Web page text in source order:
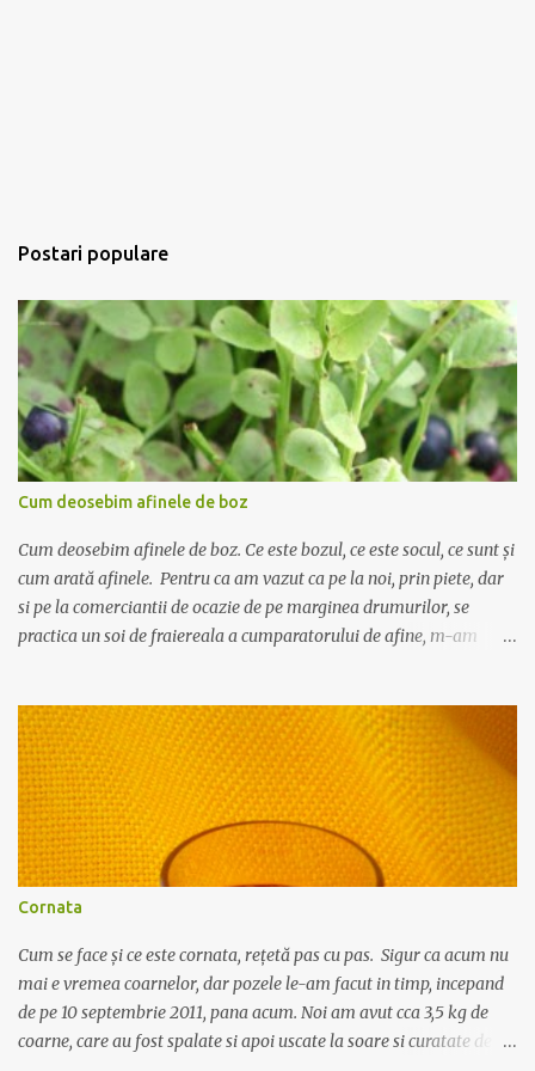
Postari populare
Cum deosebim afinele de boz
Cum deosebim afinele de boz. Ce este bozul, ce este socul, ce sunt și
cum arată afinele. Pentru ca am vazut ca pe la noi, prin piete, dar
si pe la comerciantii de ocazie de pe marginea drumurilor, se
practica un soi de fraiereala a cumparatorului de afine, m-am
bozul si socul, si pe care comerciantii le vand pe post de afine.
Afinul , sau coacazul negru, este un arbust mic cu frunze ovale, mici
- asta este foarte important! - iar fructul este rotund, de culoare
albastru inchis, cu gust dulce acrisor. Fructele nu cresc in manunchi
- alt aspect important! Se recolteaza din iulie pana in septembrie si
se foloseste in special ca diuretic, antibacterian si in diabet. Bozul
este inrudit cu socul, creste chiar si pe marginea drumurilor, are
doar ca mai inchise la culoare batand i...
Cornata
Cum se face și ce este cornata, rețetă pas cu pas. Sigur ca acum nu
mai e vremea coarnelor, dar pozele le-am facut in timp, incepand
de pe 10 septembrie 2011, pana acum. Noi am avut cca 3,5 kg de
coarne, care au fost spalate si apoi uscate la soare si curatate de